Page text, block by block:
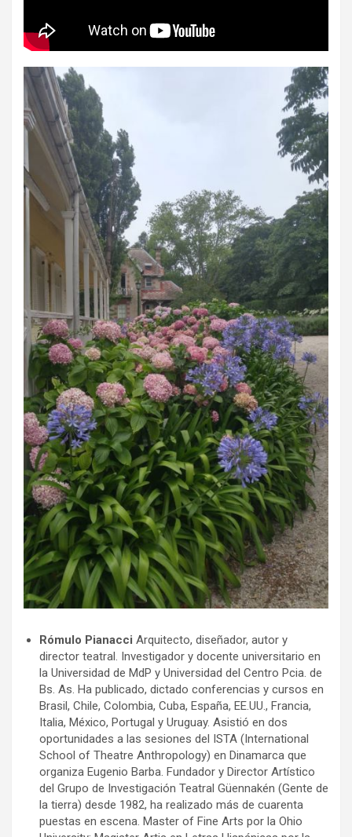
Rómulo Pianacci Arquitecto, diseñador, autor y
director teatral. Investigador y docente universitario en
la Universidad de MdP y Universidad del Centro Pcia. de
Bs. As. Ha publicado, dictado conferencias y cursos en
Brasil, Chile, Colombia, Cuba, España, EE.UU., Francia,
Italia, México, Portugal y Uruguay. Asistió en dos
oportunidades a las sesiones del ISTA (International
School of Theatre Anthropology) en Dinamarca que
organiza Eugenio Barba. Fundador y Director Artístico
del Grupo de Investigación Teatral Güennakén (Gente de
la tierra) desde 1982, ha realizado más de cuarenta
puestas en escena. Master of Fine Arts por la Ohio